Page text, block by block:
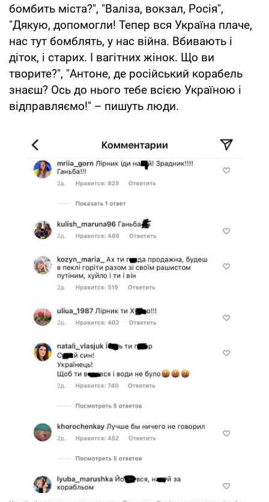
бомбить міста?", "Валіза, вокзал, Росія",
"Дякую, допомогли! Тепер вся Україна плаче,
нас тут бомблять, у нас війна. Вбивають і
діток, і старих. І вагітних жінок. Що ви
творите?", "Антоне, де російський корабель
знаєш? Ось до нього тебе всією Україною і
відправляємо!" – пишуть люди.